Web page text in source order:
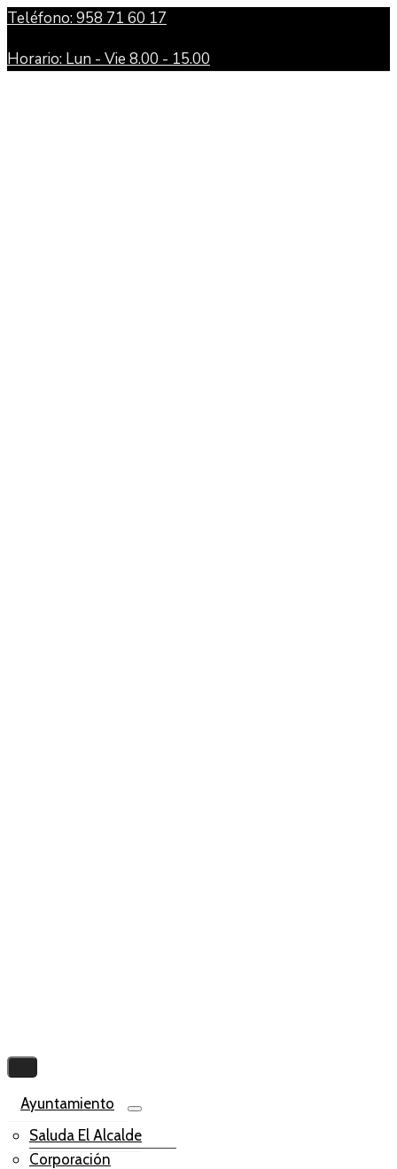
Teléfono: 958 71 60 17
Horario: Lun - Vie 8.00 - 15.00
Ayuntamiento
Saluda El Alcalde
Corporación